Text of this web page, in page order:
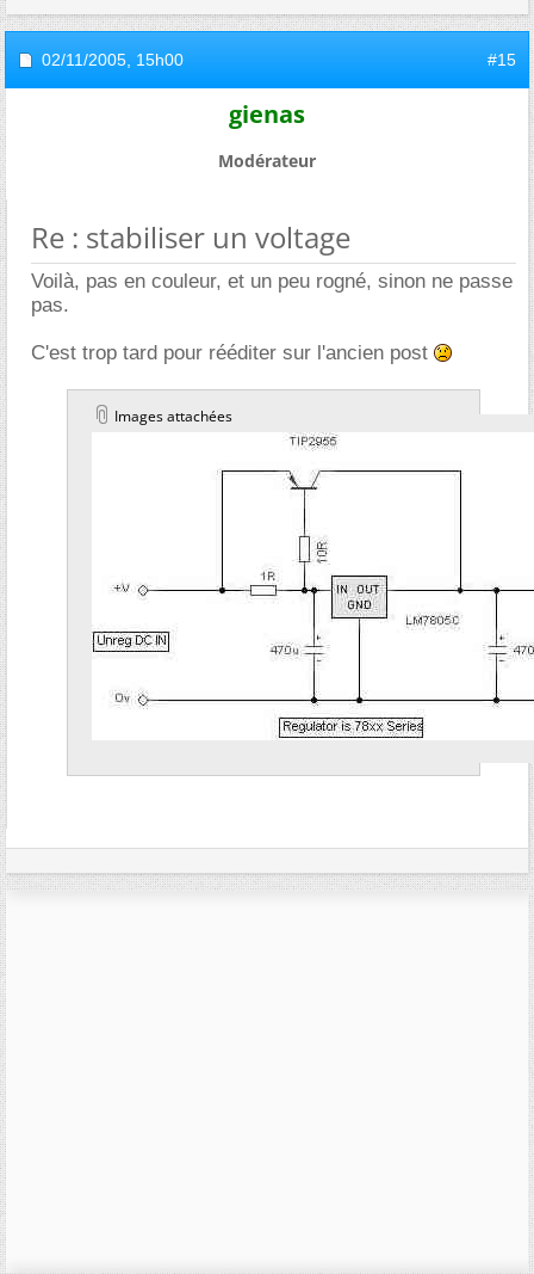
02/11/2005, 15h00 #15
gienas
Modérateur
Re : stabiliser un voltage
Voilà, pas en couleur, et un peu rogné, sinon ne passe
pas.
C'est trop tard pour rééditer sur l'ancien post
Images attachées